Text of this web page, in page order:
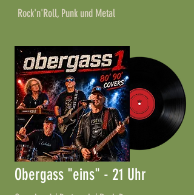
Rock'n'Roll, Punk und Metal
Obergass "eins" - 21 Uhr